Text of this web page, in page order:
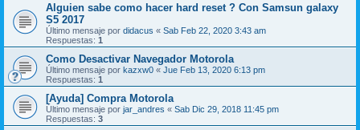
Alguien sabe como hacer hard reset ? Con Samsun galaxy
S5 2017
Último mensaje por didacus « Sab Feb 22, 2020 3:43 am
Respuestas: 1
Como Desactivar Navegador Motorola
Último mensaje por kazxw0 « Jue Feb 13, 2020 6:13 pm
Respuestas: 1
[Ayuda] Compra Motorola
Último mensaje por jar_andres « Sab Dic 29, 2018 11:45 pm
Respuestas: 3